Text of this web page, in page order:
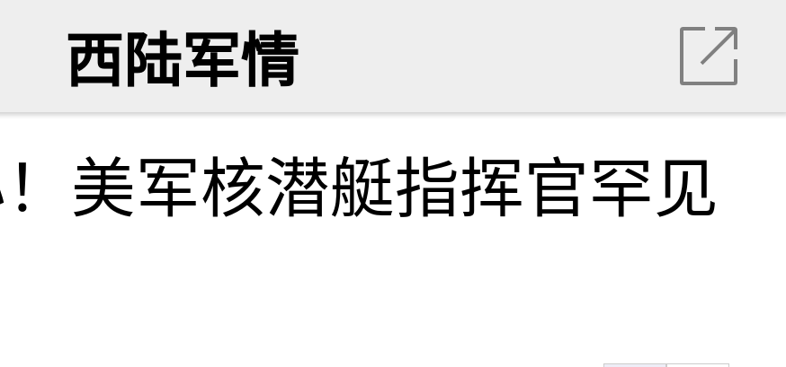
西陆军情
美军核潜艇指挥官罕见